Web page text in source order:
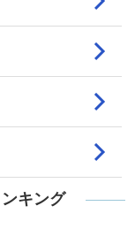
キング